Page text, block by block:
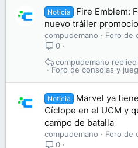
Noticia
Fire Emblem:
nuevo tráiler
compudemano
Foro de
0
Foro de consolas y
compudemano
Noticia
Marvel ya
Cíclope en el UCM y
campo de batalla
compudemano
Foro de
0